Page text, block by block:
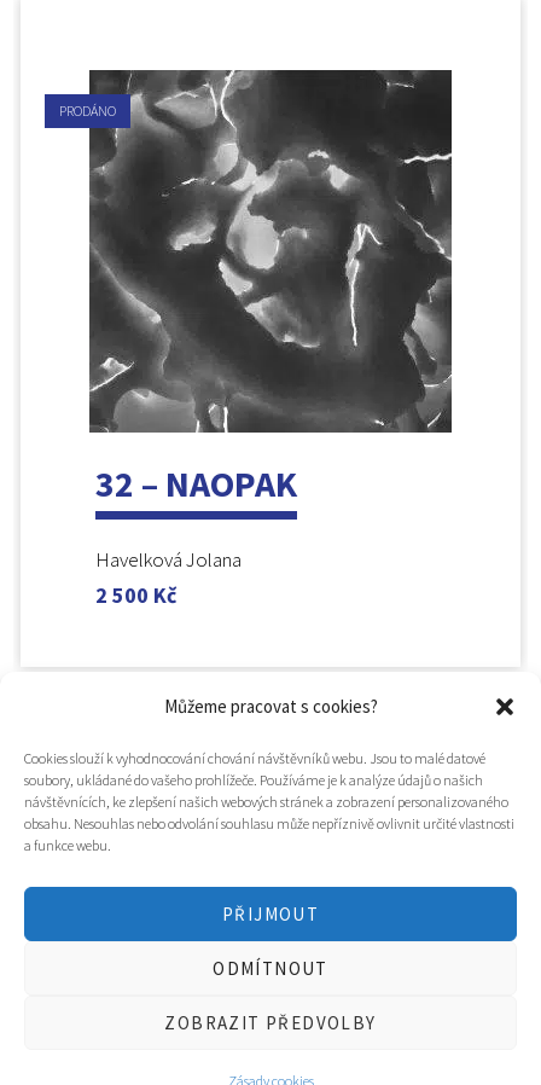
Můžeme pracovat s cookies?
Cookies slouží k vyhodnocování chování návštěvníků webu. Jsou to malé datové
soubory, ukládané do vašeho prohlížeče. Používáme je k analýze údajů o našich
návštěvnících, ke zlepšení našich webových stránek a zobrazení personalizovaného
obsahu. Nesouhlas nebo odvolání souhlasu může nepříznivě ovlivnit určité vlastnosti
a funkce webu.
PŘIJMOUT
ODMÍTNOUT
ZOBRAZIT PŘEDVOLBY
Zásady cookies
PRODÁNO
32 – NAOPAK
Havelková Jolana
2 500 Kč
Tvorba webu a design WOOP.design/